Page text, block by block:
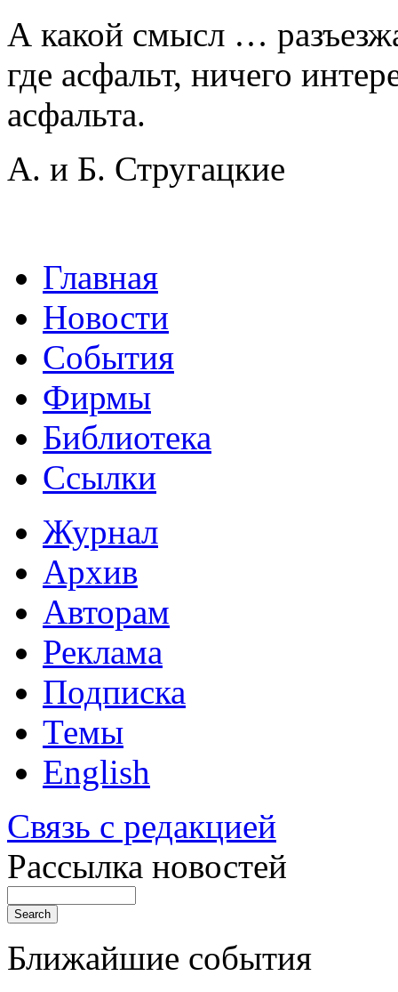
А какой смысл …
где асфальт, ничего
асфальта.
А. и Б. Стругацкие
Главная
Новости
События
Фирмы
Библиотека
Ссылки
Журнал
Архив
Авторам
Реклама
Подписка
Темы
English
Связь с редакцией
Рассылка новостей
Ближайшие события